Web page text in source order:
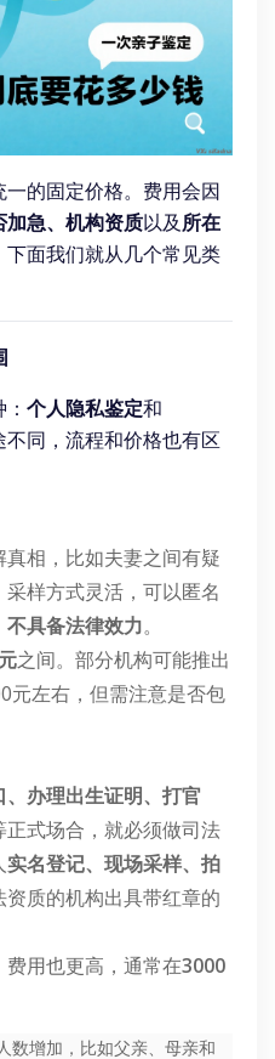
的固定价格。费用会因
急、机构资质以及所在
面我们就从几个常见类
个人隐私鉴定和
不同，流程和价格也有区
相，比如夫妻之间有疑
样方式灵活，可以匿名
不具备法律效力。
之间。部分机构可能推出
元左右，但需注意是否包
、办理出生证明、打官
正式场合，就必须做司法
实名登记、现场采样、拍
资质的机构出具带红章的
用也更高，通常在3000
数增加，比如父亲、母亲和